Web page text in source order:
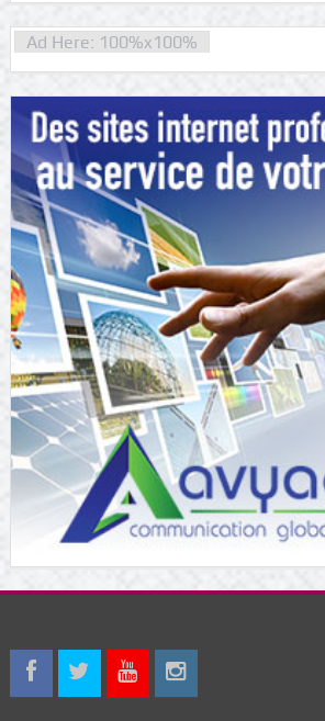
Ad Here: 100%x100%